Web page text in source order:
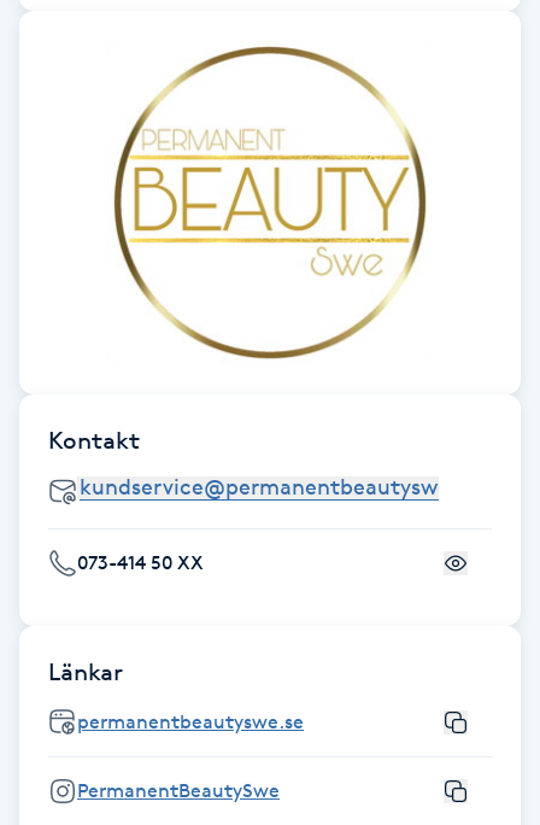
Frekvensterapi
Friskvårdsmassage
Funktionsanalys
Färgning
Föning
Gel naglar
Gelenaglar
Gellack
Kontakt
073-414 50 XX
Länkar
permanentbeautyswe.se
PermanentBeautySwe